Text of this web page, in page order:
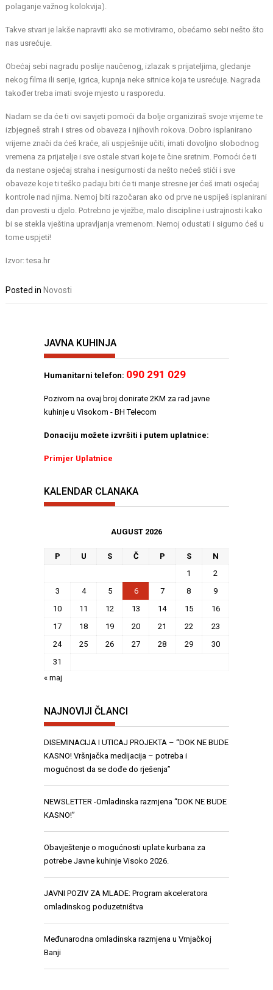
polaganje važnog kolokvija).
Takve stvari je lakše napraviti ako se motiviramo, obećamo sebi nešto što
nas usrećuje.
Obećaj sebi nagradu poslije naučenog, izlazak s prijateljima, gledanje
nekog filma ili serije, igrica, kupnja neke sitnice koja te usrećuje. Nagrada
također treba imati svoje mjesto u rasporedu.
Nadam se da će ti ovi savjeti pomoći da bolje organiziraš svoje vrijeme te
izbjegneš strah i stres od obaveza i njihovih rokova. Dobro isplanirano
vrijeme znači da ćeš kraće, ali uspješnije učiti, imati dovoljno slobodnog
vremena za prijatelje i sve ostale stvari koje te čine sretnim. Pomoći će ti
da nestane osjećaj straha i nesigurnosti da nešto nećeš stići i sve
obaveze koje ti teško padaju biti će ti manje stresne jer ćeš imati osjećaj
kontrole nad njima. Nemoj biti razočaran ako od prve ne uspiješ isplanirani
dan provesti u djelo. Potrebno je vježbe, malo discipline i ustrajnosti kako
bi se stekla vještina upravljanja vremenom. Nemoj odustati i sigurno ćeš u
tome uspjeti!
Izvor: tesa.hr
Posted in Novosti
JAVNA KUHINJA
Humanitarni telefon: 090 291 029
Pozivom na ovaj broj donirate 2KM za rad javne
kuhinje u Visokom - BH Telecom
Donaciju možete izvršiti i putem uplatnice:
Primjer Uplatnice
KALENDAR CLANAKA
AUGUST 2026
P U S Č P S
N
1
2
3
4 5 6 7 8
9
10
11 12 13 14 15
16
17
18 19 20 21 22
23
24
25 26 27 28 29
30
31
« maj
NAJNOVIJI ČLANCI
DISEMINACIJA I UTICAJ PROJEKTA – “DOK NE BUDE
KASNO! Vršnjačka medijacija – potreba i
mogućnost da se dođe do rješenja”
NEWSLETTER -Omladinska razmjena “DOK NE BUDE
KASNO!”
Obavještenje o mogućnosti uplate kurbana za
potrebe Javne kuhinje Visoko 2026.
JAVNI POZIV ZA MLADE: Program akceleratora
omladinskog poduzetništva
Međunarodna omladinska razmjena u Vrnjačkoj
Banji